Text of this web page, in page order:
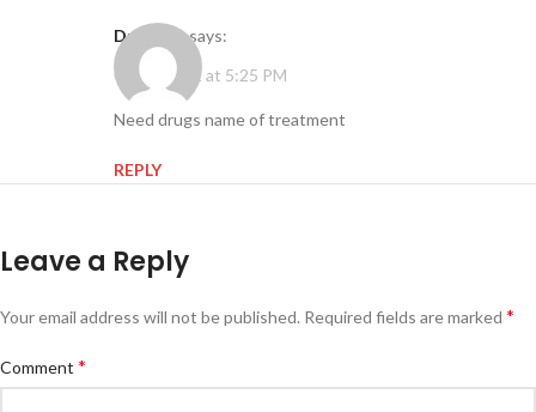
Dr. Zillur says:
03/09/2022 at 5:25 PM
Need drugs name of treatment
REPLY
Leave a Reply
Your email address will not be published. Required fields are marked *
Comment *
Alternative: